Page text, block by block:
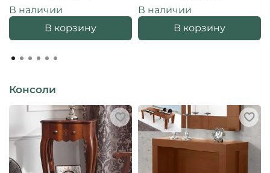
В наличии
В корзину
В наличии
В корзину
Консоли